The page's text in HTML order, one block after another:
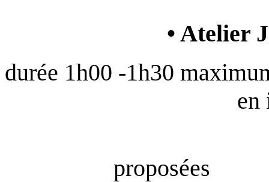
• Atelier
durée 1h00 -1h30
en